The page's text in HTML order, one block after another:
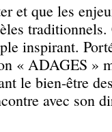
et que les
inspirant.
« ADAGES
le bien-être
avec son